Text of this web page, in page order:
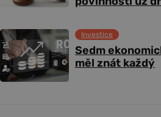
Sedm
měl znát každý
Investice